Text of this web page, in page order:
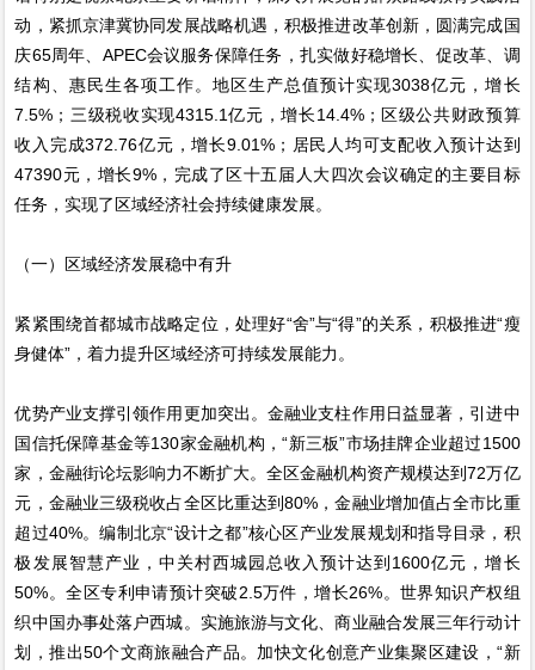
动，紧抓京津冀协同发展战略机遇，积极推进改革创新，圆满完成国
庆65周年、APEC会议服务保障任务，扎实做好稳增长、促改革、调
结构、惠民生各项工作。地区生产总值预计实现3038亿元，增长
7.5%；三级税收实现4315.1亿元，增长14.4%；区级公共财政预算
收入完成372.76亿元，增长9.01%；居民人均可支配收入预计达到
47390元，增长9%，完成了区十五届人大四次会议确定的主要目标
任务，实现了区域经济社会持续健康发展。
（一）区域经济发展稳中有升
紧紧围绕首都城市战略定位，处理好“舍”与“得”的关系，积极推进“瘦
身健体”，着力提升区域经济可持续发展能力。
优势产业支撑引领作用更加突出。金融业支柱作用日益显著，引进中
国信托保障基金等130家金融机构，“新三板”市场挂牌企业超过1500
家，金融街论坛影响力不断扩大。全区金融机构资产规模达到72万亿
元，金融业三级税收占全区比重达到80%，金融业增加值占全市比重
超过40%。编制北京“设计之都”核心区产业发展规划和指导目录，积
极发展智慧产业，中关村西城园总收入预计达到1600亿元，增长
50%。全区专利申请预计突破2.5万件，增长26%。世界知识产权组
织中国办事处落户西城。实施旅游与文化、商业融合发展三年行动计
划，推出50个文商旅融合产品。加快文化创意产业集聚区建设，“新